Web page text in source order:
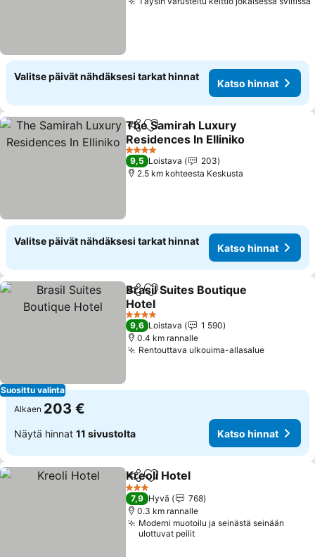
Valitse päivät nähdäksesi tarkat hinnat
Katso hinnat
Jaa Lisää suosikkeihin
The Samirah Luxury
Residences In Elliniko
4 Tähtiluokitus
9,5 Loistava
203
2.5 km kohteesta Keskusta
Valitse päivät nähdäksesi tarkat hinnat
Katso hinnat
Suosittu valinta
Jaa Lisää suosikkeihin
Brasil Suites Boutique
Hotel
4 Tähtiluokitus
9,6 Loistava
1 590
0.4 km rannalle
Rentouttava ulkouima-allasalue
Alkaen 203 €
Näytä hinnat 11 sivustolta Katso hinnat
Jaa Lisää suosikkeihin
Kreoli Hotel
3 Tähtiluokitus
7,9 Hyvä
768
0.3 km rannalle
Moderni muotoilu ja seinästä seinään
ulottuvat peilit